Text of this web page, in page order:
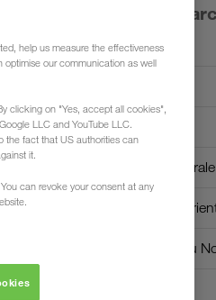
Nos
Europe
Asie Centrale
Moyen-
Afrique du
help us measure the effectiveness
optimise our communication as well
clicking on "Yes, accept all cookies",
LLC and YouTube LLC.
the fact that US authorities can
it.
can revoke your consent at any